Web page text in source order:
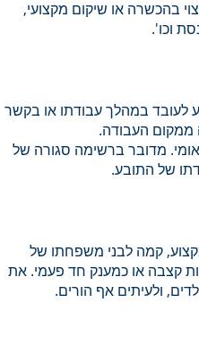
בהכשרה או שיקום מקצועי,
וכו'.
לעובד במהלך עבודתו או בקשר
ממקום העבודה.
מדובר ברשימה סגורה של
של התובע.
קמה לבני משפחתו של
קצבה או כמענק חד פעמי. את
ולעיתים אף הורים.